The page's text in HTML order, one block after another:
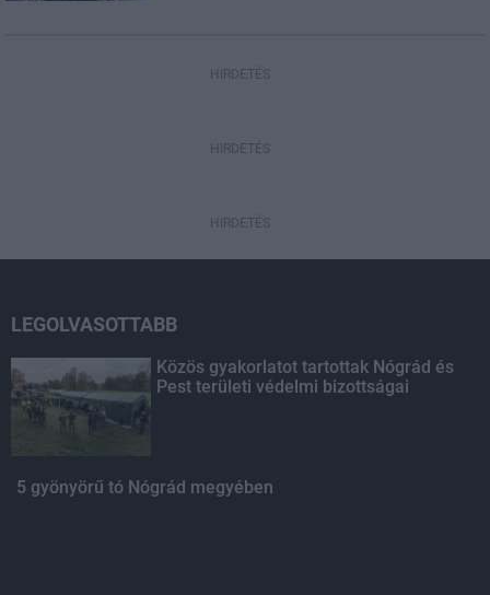
HIRDETÉS
HIRDETÉS
HIRDETÉS
LEGOLVASOTTABB
Közös gyakorlatot tartottak Nógrád és
Pest területi védelmi bizottságai
5 gyönyörű tó Nógrád megyében